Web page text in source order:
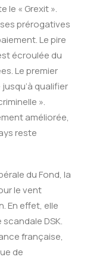
le « Grexit ».
prérogatives
Le pire
écroulée du
Le premier
qualifier
».
améliorée,
reste
du Fond, la
le vent
En effet, elle
DSK.
française,
de